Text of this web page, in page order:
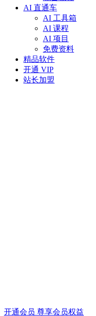
AI 直通车
AI 工具箱
AI 课程
AI 项目
免费资料
精品软件
开通 VIP
站长加盟
开通会员 尊享会员权益